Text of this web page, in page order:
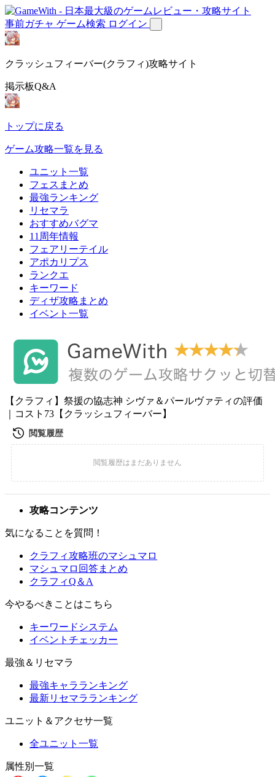
事前ガチャ ゲーム検索 ログイン
クラッシュフィーバー(クラフィ)攻略サイト
掲示板Q&A
トップに戻る
ゲーム攻略一覧を見る
ユニット一覧
フェスまとめ
最強ランキング
リセマラ
おすすめバグマ
11周年情報
フェアリーテイル
アポカリプス
ランクエ
キーワード
ディザ攻略まとめ
イベント一覧
【クラフィ】祭援の協志神 シヴァ＆パールヴァティの評価
｜コスト73【クラッシュフィーバー】
攻略コンテンツ
気になることを質問！
クラフィ攻略班のマシュマロ
マシュマロ回答まとめ
クラフィQ＆A
今やるべきことはこちら
キーワードシステム
イベントチェッカー
最強＆リセマラ
最強キャラランキング
最新リセマラランキング
ユニット＆アクセサ一覧
全ユニット一覧
属性別一覧